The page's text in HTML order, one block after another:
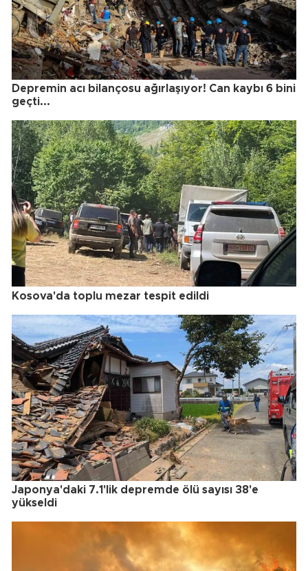
Depremin acı bilançosu ağırlaşıyor! Can kaybı 6 bini
geçti...
Kosova'da toplu mezar tespit edildi
Japonya'daki 7.1'lik depremde ölü sayısı 38'e
yükseldi